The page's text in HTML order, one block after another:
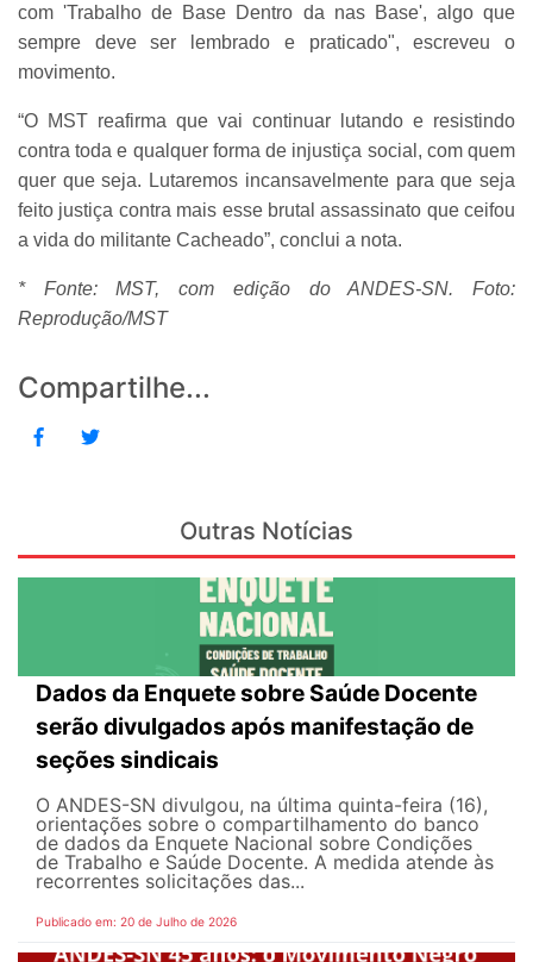
com 'Trabalho de Base Dentro da nas Base', algo que
sempre deve ser lembrado e praticado", escreveu o
movimento.
“O MST reafirma que vai continuar lutando e resistindo
contra toda e qualquer forma de injustiça social, com quem
quer que seja. Lutaremos incansavelmente para que seja
feito justiça contra mais esse brutal assassinato que ceifou
a vida do militante Cacheado”, conclui a nota.
* Fonte: MST, com edição do ANDES-SN. Foto:
Reprodução/MST
Compartilhe...
Outras Notícias
Dados da Enquete sobre Saúde Docente
serão divulgados após manifestação de
seções sindicais
O ANDES-SN divulgou, na última quinta-feira (16),
orientações sobre o compartilhamento do banco
de dados da Enquete Nacional sobre Condições
de Trabalho e Saúde Docente. A medida atende às
recorrentes solicitações das...
Publicado em: 20 de Julho de 2026